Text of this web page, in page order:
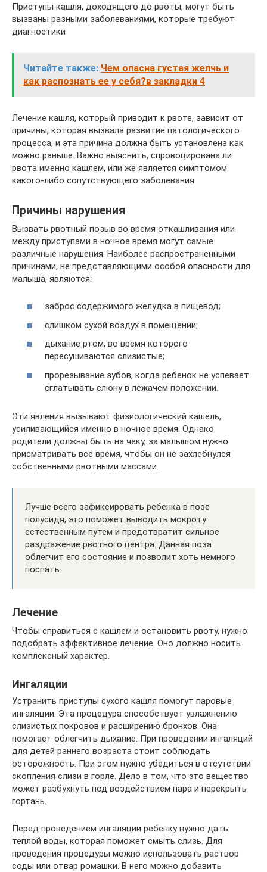
Приступы кашля, доходящего до рвоты, могут быть
вызваны разными заболеваниями, которые требуют
диагностики
Читайте также: Чем опасна густая желчь и
как распознать ее у себя?в закладки 4
Лечение кашля, который приводит к рвоте, зависит от
причины, которая вызвала развитие патологического
процесса, и эта причина должна быть установлена как
можно раньше. Важно выяснить, спровоцирована ли
рвота именно кашлем, или же является симптомом
какого-либо сопутствующего заболевания.
Причины нарушения
Вызвать рвотный позыв во время откашливания или
между приступами в ночное время могут самые
различные нарушения. Наиболее распространенными
причинами, не представляющими особой опасности для
малыша, являются:
заброс содержимого желудка в пищевод;
слишком сухой воздух в помещении;
дыхание ртом, во время которого
пересушиваются слизистые;
прорезывание зубов, когда ребенок не успевает
сглатывать слюну в лежачем положении.
Эти явления вызывают физиологический кашель,
усиливающийся именно в ночное время. Однако
родители должны быть на чеку, за малышом нужно
присматривать все время, чтобы он не захлебнулся
собственными рвотными массами.
Лучше всего зафиксировать ребенка в позе
полусидя, это поможет выводить мокроту
естественным путем и предотвратит сильное
раздражение рвотного центра. Данная поза
облегчит его состояние и позволит хоть немного
поспать.
Лечение
Чтобы справиться с кашлем и остановить рвоту, нужно
подобрать эффективное лечение. Оно должно носить
комплексный характер.
Ингаляции
Устранить приступы сухого кашля помогут паровые
ингаляции. Эта процедура способствует увлажнению
слизистых покровов и расширению бронхов. Она
помогает облегчить дыхание. При проведении ингаляций
для детей раннего возраста стоит соблюдать
осторожность. При этом нужно убедиться в отсутствии
скопления слизи в горле. Дело в том, что это вещество
может разбухнуть под воздействием пара и перекрыть
гортань.
Перед проведением ингаляции ребенку нужно дать
теплой воды, которая поможет смыть слизь. Для
проведения процедуры можно использовать раствор
соды или отвар ромашки. В него можно добавить